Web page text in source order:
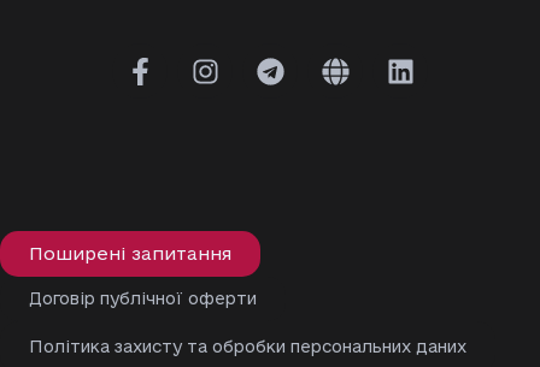
Поширені запитання
Договір публічної оферти
Політика захисту та обробки персональних даних